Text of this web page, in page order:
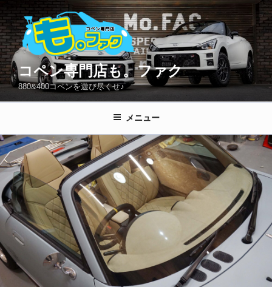
ン
テ
ン
ツ
へ
プ
コペン専門店も。ファク
880&400コペンを遊び尽くせ♪
メニュー